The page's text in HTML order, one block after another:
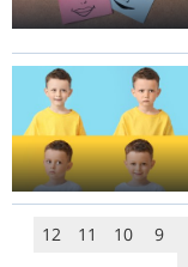
9
10
11
12